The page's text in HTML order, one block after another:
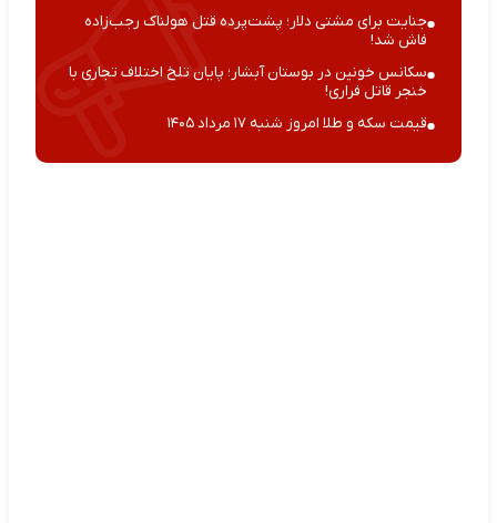
جنایت برای مشتی دلار؛ پشت‌پرده قتل هولناک رجب‌زاده
فاش شد!
سکانس خونین در بوستان آبشار؛ پایان تلخ اختلاف تجاری با
خنجر قاتل فراری!
قیمت سکه و طلا امروز شنبه ۱۷ مرداد ۱۴۰۵